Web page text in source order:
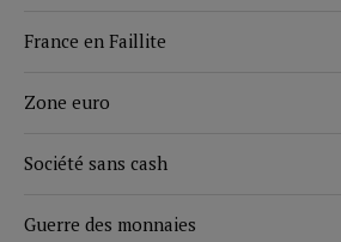
France en Faillite
Zone euro
Société sans cash
Guerre des monnaies